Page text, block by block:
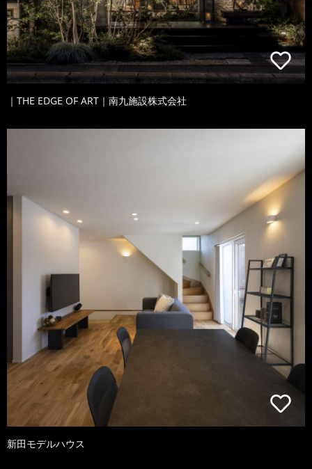
｜THE EDGE OF ART｜南九施設株式会社
新田モデルハウス